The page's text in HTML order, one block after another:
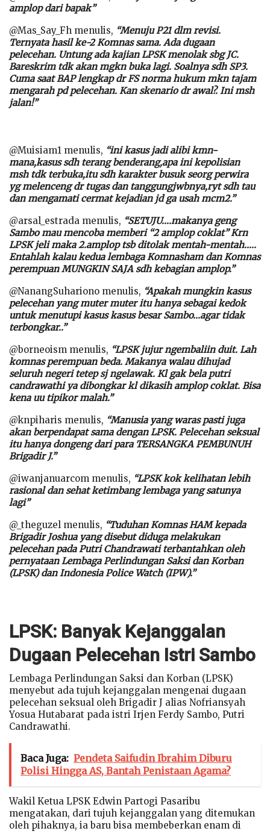
amplop dari bapak”
@Mas_Say_Fh menulis, “Menuju P21 dlm revisi.
Ternyata hasil ke-2 Komnas sama. Ada dugaan
pelecehan. Untung ada kajian LPSK menolak sbg JC.
Bareskrim tdk akan mgkn buka lagi. Soalnya sdh SP3.
Cuma saat BAP lengkap dr FS norma hukum mkn tajam
mengarah pd pelecehan. Kan skenario dr awal?. Ini msh
jalan!”
@Muisiam1 menulis, “ini kasus jadi alibi kmn-
mana,kasus sdh terang benderang,apa ini kepolisian
msh tdk terbuka,itu sdh karakter busuk seorg perwira
yg melenceng dr tugas dan tanggungjwbnya,ryt sdh tau
dan mengamati cermat kejadian jd ga usah mcm2.”
@arsal_estrada menulis, “SETUJU….makanya geng
Sambo mau mencoba memberi “2 amplop coklat” Krn
LPSK jeli maka 2.amplop tsb ditolak mentah-mentah…..
Entahlah kalau kedua lembaga Komnasham dan Komnas
perempuan MUNGKIN SAJA sdh kebagian amplop.”
@NanangSuhariono menulis, “Apakah mungkin kasus
pelecehan yang muter muter itu hanya sebagai kedok
untuk menutupi kasus kasus besar Sambo…agar tidak
terbongkar..”
@borneoism menulis, “LPSK jujur ngembaliin duit. Lah
komnas perempuan beda. Makanya walau dihujad
seluruh negeri tetep sj ngelawak. Kl gak bela putri
candrawathi ya dibongkar kl dikasih amplop coklat. Bisa
kena uu tipikor malah.”
@knpiharis menulis, “Manusia yang waras pasti juga
akan berpendapat sama dengan LPSK. Pelecehan seksual
itu hanya dongeng dari para TERSANGKA PEMBUNUH
Brigadir J.”
@iwanjanuarcom menulis, “LPSK kok kelihatan lebih
rasional dan sehat ketimbang lembaga yang satunya
lagi”
@_theguzel menulis, “Tuduhan Komnas HAM kepada
Brigadir Joshua yang disebut diduga melakukan
pelecehan pada Putri Chandrawati terbantahkan oleh
pernyataan Lembaga Perlindungan Saksi dan Korban
(LPSK) dan Indonesia Police Watch (IPW).”
LPSK: Banyak Kejanggalan
Dugaan Pelecehan Istri Sambo
Lembaga Perlindungan Saksi dan Korban (LPSK)
menyebut ada tujuh kejanggalan mengenai dugaan
pelecehan seksual oleh Brigadir J alias Nofriansyah
Yosua Hutabarat pada istri Irjen Ferdy Sambo, Putri
Candrawathi.
Baca Juga: Pendeta Saifudin Ibrahim Diburu
Polisi Hingga AS, Bantah Penistaan Agama?
Wakil Ketua LPSK Edwin Partogi Pasaribu
mengatakan, dari tujuh kejanggalan yang ditemukan
oleh pihaknya, ia baru bisa membeberkan enam di